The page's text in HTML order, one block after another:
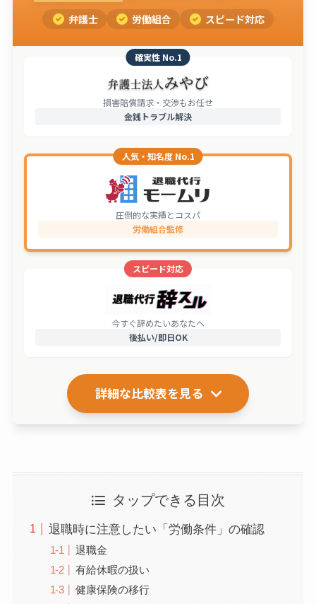
弁護士 労働組合 スピード対応
確実性 No.1
損害賠償請求・交渉もお任せ
金銭トラブル解決
人気・知名度 No.1
圧倒的な実績とコスパ
労働組合監修
スピード対応
今すぐ辞めたいあなたへ
後払い/即日OK
詳細な比較表を見る
タップできる目次
退職時に注意したい「労働条件」の確認
退職金
有給休暇の扱い
健康保険の移行